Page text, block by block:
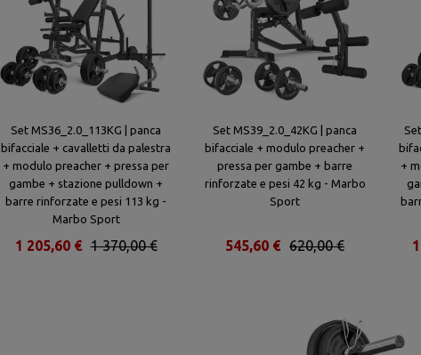
Set MS36_2.0_113KG | panca
bifacciale + cavalletti da palestra
+ modulo preacher + pressa per
gambe + stazione pulldown +
barre rinforzate e pesi 113 kg -
Marbo Sport
1 370,00 €
1 205,60 €
Set MS39_2.0_42KG | panca
bifacciale + modulo preacher +
pressa per gambe + barre
rinforzate e pesi 42 kg - Marbo
Sport
620,00 €
545,60 €
+